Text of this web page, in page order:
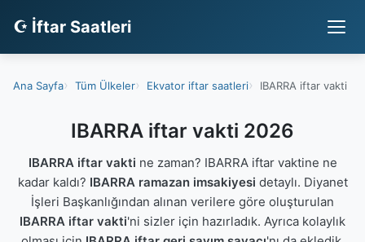
☪ İftar Saatleri
Ana Sayfa Tüm Ülkeler Ekvator iftar saatleri IBARRA iftar vakti
IBARRA iftar vakti 2026
IBARRA iftar vakti ne zaman? IBARRA iftar vaktine ne
kadar kaldı? IBARRA ramazan imsakiyesi detaylı. Diyanet
İşleri Başkanlığından alınan verilere göre oluşturulan
IBARRA iftar vakti'ni sizler için hazırladık. Ayrıca kolaylık